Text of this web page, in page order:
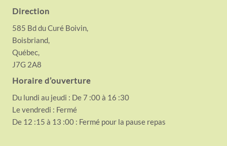
Direction
585 Bd du Curé Boivin,
Boisbriand,
Québec,
J7G 2A8
Horaire d’ouverture
Du lundi au jeudi : De 7 :00 à 16 :30
Le vendredi : Fermé
De 12 :15 à 13 :00 : Fermé pour la pause repas